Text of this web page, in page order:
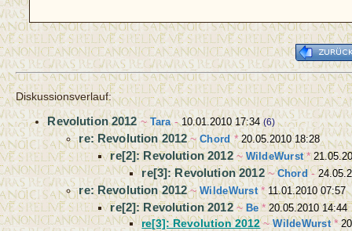
Diskussionsverlauf:
Revolution 2012~Tara-10.01.2010 17:34 (6)
re: Revolution 2012~Chord*20.05.2010 18:28
re[2]: Revolution 2012~ WildeWurst*
re[3]: Revolution 2012~Chord-
re: Revolution 2012~WildeWurst*11.01.2010 07:57
re[2]: Revolution 2012~ Be*20.05.2010 14:44
re[3]: Revolution 2012~WildeWurst*